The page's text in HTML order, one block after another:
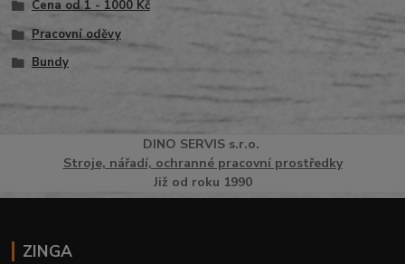
Cena od 1 - 1000 Kč
Pracovní oděvy
Bundy
DINO SERVISs.r.o.
Stroje, nářadí, ochranné pracovní prostředky
Již od roku 1990
ZINGA